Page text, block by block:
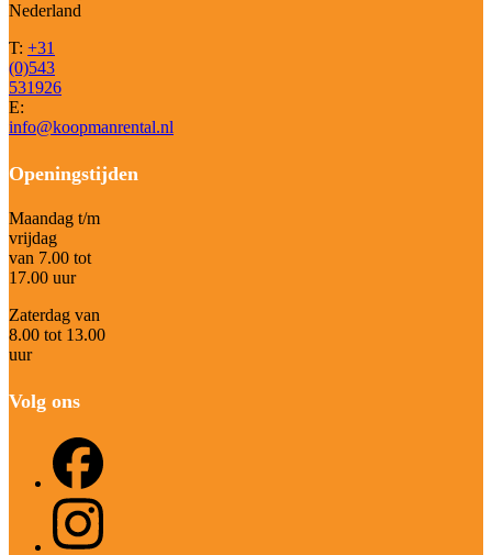
Nederland
T: +31
(0)543
531926
E:
info@koopmanrental.nl
Openingstijden
Maandag t/m
vrijdag
van 7.00 tot
17.00 uur
Zaterdag van
8.00 tot 13.00
uur
Volg ons
Instagram